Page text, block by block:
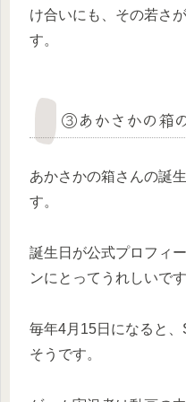
け合いにも、その若さ
す。
③あかさかの箱
あかさかの箱さんの誕生
す。
誕生日が公式プロフィ
ンにとってうれしいです
毎年4月15日になると
そうです。